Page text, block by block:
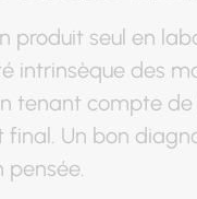
produit seul en
des
tenant compte
Un bon
pensée.